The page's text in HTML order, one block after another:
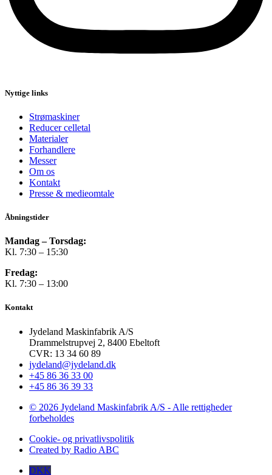
Nyttige links
Strømaskiner
Reducer celletal
Materialer
Forhandlere
Messer
Om os
Kontakt
Presse & medieomtale
Åbningstider
Mandag – Torsdag:
Kl. 7:30 – 15:30
Fredag:
Kl. 7:30 – 13:00
Kontakt
Jydeland Maskinfabrik A/S
Drammelstrupvej 2, 8400 Ebeltoft
CVR: 13 34 60 89
jydeland@jydeland.dk
+45 86 36 33 00
+45 86 36 39 33
© 2026 Jydeland Maskinfabrik A/S - Alle rettigheder
forbeholdes
Cookie- og privatlivspolitik
Created by Radio ABC
DKK